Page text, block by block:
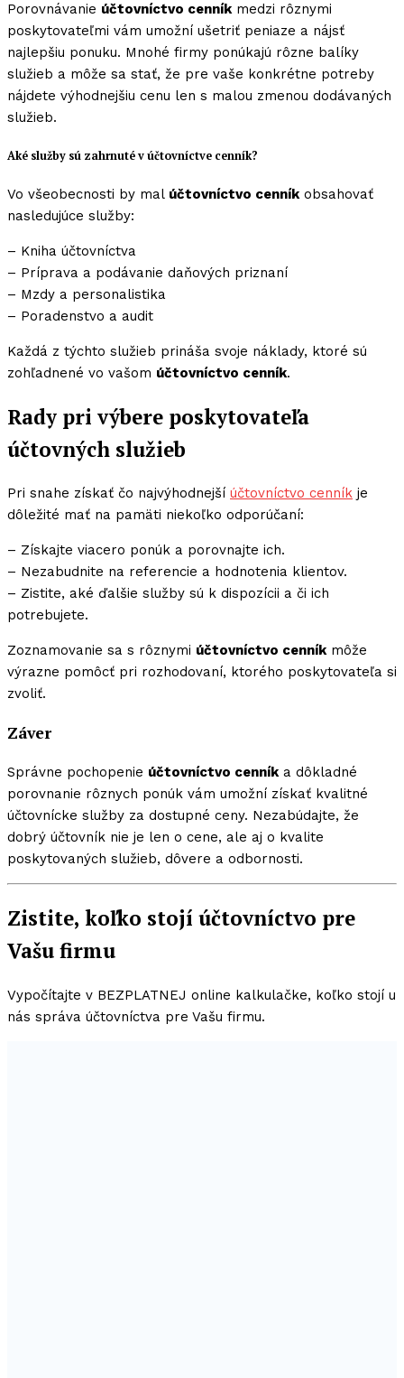
Porovnávanie účtovníctvo cenníkmedzi rôznymi
poskytovateľmi vám umožní ušetriť peniaze a nájsť
najlepšiu ponuku. Mnohé firmy ponúkajú rôzne balíky
služieb a môže sa stať, že pre vaše konkrétne potreby
nájdete výhodnejšiu cenu len s malou zmenou dodávaných
služieb.
Aké služby sú zahrnuté v účtovníctve cenník?
Vo všeobecnosti by mal účtovníctvo cenníkobsahovať
nasledujúce služby:
– Kniha účtovníctva
– Príprava a podávanie daňových priznaní
– Mzdy a personalistika
– Poradenstvo a audit
Každá z týchto služieb prináša svoje náklady, ktoré sú
zohľadnené vo vašom účtovníctvo cenník.
Rady pri výbere poskytovateľa
účtovných služieb
Pri snahe získať čo najvýhodnejší účtovníctvo cenník je
dôležité mať na pamäti niekoľko odporúčaní:
– Získajte viacero ponúk a porovnajte ich.
– Nezabudnite na referencie a hodnotenia klientov.
– Zistite, aké ďalšie služby sú k dispozícii a či ich
potrebujete.
Zoznamovanie sa s rôznymi účtovníctvo cenníkmôže
výrazne pomôcť pri rozhodovaní, ktorého poskytovateľa si
zvoliť.
Záver
Správne pochopenie účtovníctvo cenníka dôkladné
porovnanie rôznych ponúk vám umožní získať kvalitné
účtovnícke služby za dostupné ceny. Nezabúdajte, že
dobrý účtovník nie je len o cene, ale aj o kvalite
poskytovaných služieb, dôvere a odbornosti.
Zistite, koľko stojí účtovníctvo pre
Vašu firmu
Vypočítajte v BEZPLATNEJ online kalkulačke, koľko stojí u
nás správa účtovníctva pre Vašu firmu.